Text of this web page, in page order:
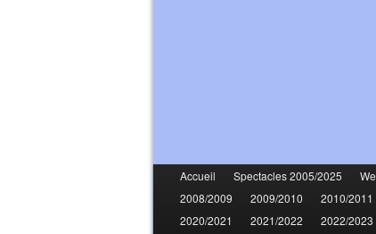
Accueil Spectacles 2005/2025
2008/2009
2009/2010 2010/2011
2020/2021
2021/2022 2022/2023